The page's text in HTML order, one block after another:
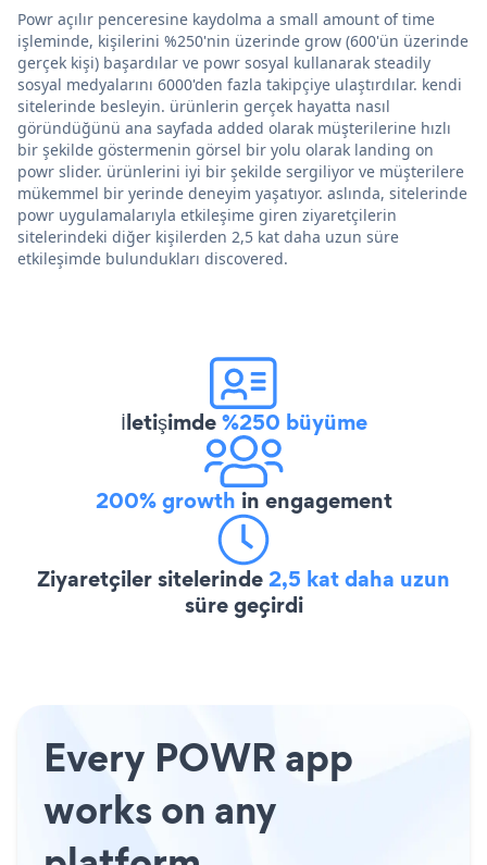
Powr açılır penceresine kaydolma a small amount of time
işleminde, kişilerini %250'nin üzerinde grow (600'ün üzerinde
gerçek kişi) başardılar ve powr sosyal kullanarak steadily
sosyal medyalarını 6000'den fazla takipçiye ulaştırdılar. kendi
sitelerinde besleyin. ürünlerin gerçek hayatta nasıl
göründüğünü ana sayfada added olarak müşterilerine hızlı
bir şekilde göstermenin görsel bir yolu olarak landing on
powr slider. ürünlerini iyi bir şekilde sergiliyor ve müşterilere
mükemmel bir yerinde deneyim yaşatıyor. aslında, sitelerinde
powr uygulamalarıyla etkileşime giren ziyaretçilerin
sitelerindeki diğer kişilerden 2,5 kat daha uzun süre
etkileşimde bulundukları discovered.
İletişimde%250 büyüme
200% growth in engagement
Ziyaretçiler sitelerinde2,5 kat daha uzun
süre geçirdi
Every POWR app
works on any